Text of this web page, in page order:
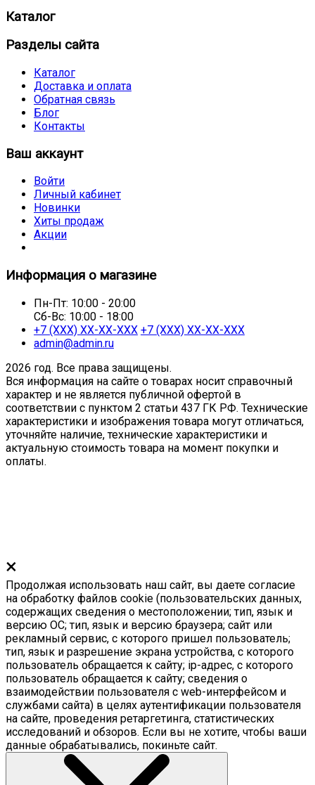
Каталог
Разделы сайта
Каталог
Доставка и оплата
Обратная связь
Блог
Контакты
Ваш аккаунт
Войти
Личный кабинет
Новинки
Хиты продаж
Акции
Информация о магазине
Пн-Пт: 10:00 - 20:00
Сб-Вс: 10:00 - 18:00
+7 (ХХХ) ХХ-ХХ-ХХХ +7 (ХХХ) ХХ-ХХ-ХХХ
admin@admin.ru
2026 год. Все права защищены.
Вся информация на сайте о товарах носит справочный
характер и не является публичной офертой в
соответствии с пунктом 2 статьи 437 ГК РФ. Технические
характеристики и изображения товара могут отличаться,
уточняйте наличие, технические характеристики и
актуальную стоимость товара на момент покупки и
оплаты.
×
Продолжая использовать наш сайт, вы даете согласие
на обработку файлов cookie (пользовательских данных,
содержащих сведения о местоположении; тип, язык и
версию ОС; тип, язык и версию браузера; сайт или
рекламный сервис, с которого пришел пользователь;
тип, язык и разрешение экрана устройства, с которого
пользователь обращается к сайту; ip-адрес, с которого
пользователь обращается к сайту; сведения о
взаимодействии пользователя с web-интерфейсом и
службами сайта) в целях аутентификации пользователя
на сайте, проведения ретаргетинга, статистических
исследований и обзоров. Если вы не хотите, чтобы ваши
данные обрабатывались, покиньте сайт.